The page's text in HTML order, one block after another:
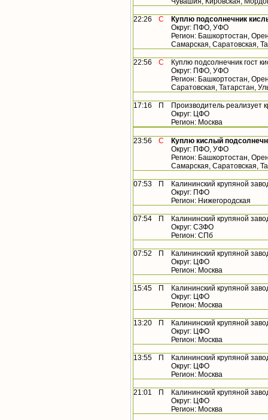
22:26 С
Куплю подсолнечник
Округ: ПФО, УФО
Регион: Башкортостан,
Самарская, Саратовская,
22:56 С
Куплю подсолнечник гост
Округ: ПФО, УФО
Регион: Башкортостан,
Саратовская, Татарстан,
17:16 П
Производитель
Округ: ЦФО
Регион: Москва
23:56 С
Куплю кислый
Округ: ПФО, УФО
Регион: Башкортостан,
Самарская, Саратовская,
07:53 П
Калининский крупяной
Округ: ПФО
Регион: Нижегородская
07:54 П
Калининский крупяной
Округ: СЗФО
Регион: СПб
07:52 П
Калининский крупяной
Округ: ЦФО
Регион: Москва
15:45 П
Калининский крупяной
Округ: ЦФО
Регион: Москва
13:20 П
Калининский крупяной
Округ: ЦФО
Регион: Москва
13:55 П
Калининский крупяной
Округ: ЦФО
Регион: Москва
21:01 П
Калининский крупяной
Округ: ЦФО
Регион: Москва